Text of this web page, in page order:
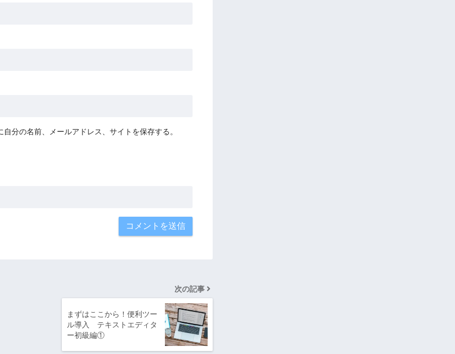
分の名前、メールアドレス、サイトを保存する。
次の記事
まずはここから！便利ツー
ル導入 テキストエディタ
ー初級編①